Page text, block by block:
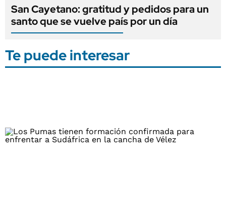
San Cayetano: gratitud y pedidos para un
santo que se vuelve país por un día
Te puede interesar